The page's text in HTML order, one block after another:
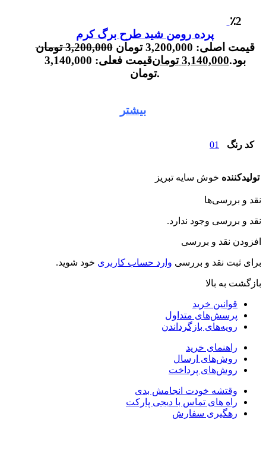
٪2
پرده رومن شید طرح برگ کرم
3,200,000 تومان
قیمت اصلی: 3,200,000 تومان
بود.3,140,000 تومان
قیمت فعلی: 3,140,000
تومان.
بیشتر
کد رنگ 01
تولیدکننده خوش سایه تبریز
نقد و بررسی‌ها
نقد و بررسی وجود ندارد.
افزودن نقد و بررسی
برای ثبت نقد و بررسی وارد حساب کاربری خود شوید.
بازگشت به بالا
قوانین خرید
پرسش‌های متداول
رویه‌های بازگرداندن
راهنمای خرید
روش‌های ارسال
روش‌های پرداخت
وقتشه خودت انجامش بدی
راه های تماس با دیجی پارکت
رهگیری سفارش